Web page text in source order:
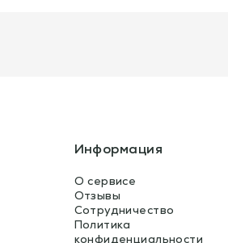
Информация
О сервисе
Отзывы
Сотрудничество
Политика
конфиденциальности